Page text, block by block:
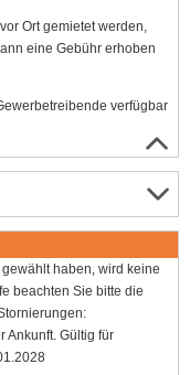
Ort gemietet werden,
eine Gebühr erhoben
verfügbar
haben, wird keine
beachten Sie bitte die
Ankunft. Gültig für